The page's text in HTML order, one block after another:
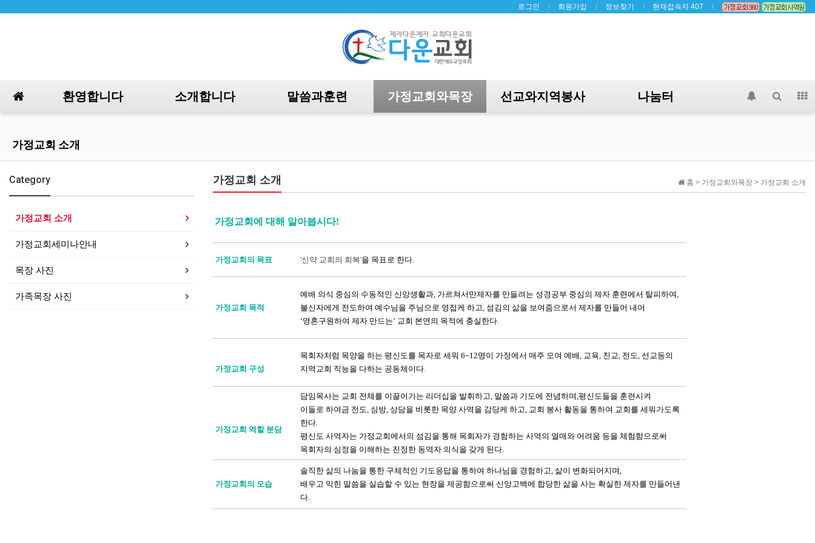
로그인 회원가입 정보찾기 현재접속자 407
환영합니다 소개합니다 말씀과훈련 가정교회와목장 선교와지역봉사 나눔터
가정교회 소개
홈 > 가정교회와목장 > 가정교회 소개
가정교회 소개
가정교회에 대해 알아봅시다!
가정교회의 목표 '신약 교회의 회복'을 목표로 한다.
가정교회 목적
예배 의식 중심의 수동적인 신앙생활과, 가르쳐서만제자를 만들려는 성경공부 중심의 제자 훈련에서 탈피하여,
불신자에게 전도하여 예수님을 주님으로 영접케 하고, 섬김의 삶을 보여줌으로서 제자를 만들어 내어
‘영혼구원하여 제자 만드는’ 교회 본연의 목적에 충실한다.
가정교회 구성
목회자처럼 목양을 하는 평신도를 목자로 세워 6~12명이 가정에서 매주 모여 예배, 교육, 친교, 전도, 선교등의
지역교회 직능을 다하는 공동체이다.
가정교회 역할 분담
담임목사는 교회 전체를 이끌어가는 리더십을 발휘하고, 말씀과 기도에 전념하며,평신도들을 훈련시켜
이들로 하여금 전도, 심방, 상담을 비롯한 목양 사역을 감당케 하고, 교회 봉사 활동을 통하여 교회를 세워가도록
한다.
평신도 사역자는 가정교회에서의 섬김을 통해 목회자가 경험하는 사역의 열매와 어려움 등을 체험 함으로써
목회자의 심정을 이해하는 진정한 동역자 의식 을 갖게 된다.
가정교회의 모습
솔직한 삶의 나눔을 통한 구체적인 기도응답을 통하여 하나님을 경험하고, 삶이 변화되어지며,
배우고 익힌 말씀을 실습할 수 있는 현장을 제공함으로써 신앙고백에 합당한 삶을 사는 확실한 제자를 만들어낸
다.
Category
가정교회 소개
가정교회세미나안내
목장 사진
가족목장 사진